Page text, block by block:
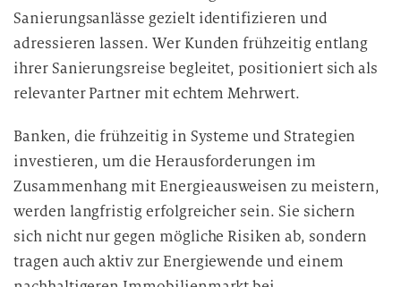
r
a
r
b
i
t
u
n
g
Sanierungsanlässe gezielt identifizieren und
adressieren lassen. Wer Kunden frühzeitig entlang
ihrer Sanierungsreise begleitet, positioniert sich als
relevanter Partner mit echtem Mehrwert.
Banken, die frühzeitig in Systeme und Strategien
investieren, um die Herausforderungen im
Zusammenhang mit Energieausweisen zu meistern,
werden langfristig erfolgreicher sein. Sie sichern
sich nicht nur gegen mögliche Risiken ab, sondern
tragen auch aktiv zur Energiewende und einem